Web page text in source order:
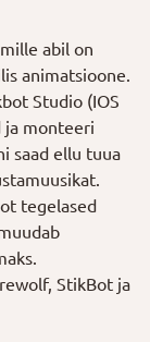
abil on
animatsioone.
Studio (IOS
ja monteeri
saad ellu tuua
tegelased
StikBot ja